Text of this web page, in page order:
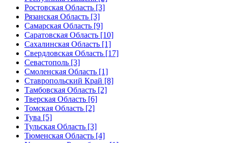
Ростовская Область [3]
Рязанская Область [3]
Самарская Область [9]
Саратовская Область [10]
Сахалинская Область [1]
Свердловская Область [17]
Севастополь [3]
Смоленская Область [1]
Ставропольский Край [8]
Тамбовская Область [2]
Тверская Область [6]
Томская Область [2]
Тува [5]
Тульская Область [3]
Тюменская Область [4]